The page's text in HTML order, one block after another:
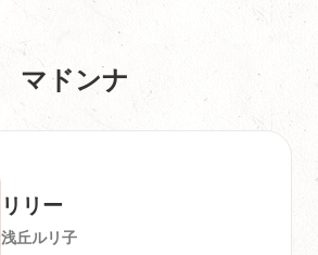
マドンナ
リリー
浅丘ルリ子